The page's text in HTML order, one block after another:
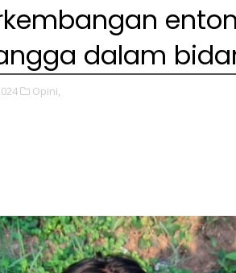
dalam
Opini,